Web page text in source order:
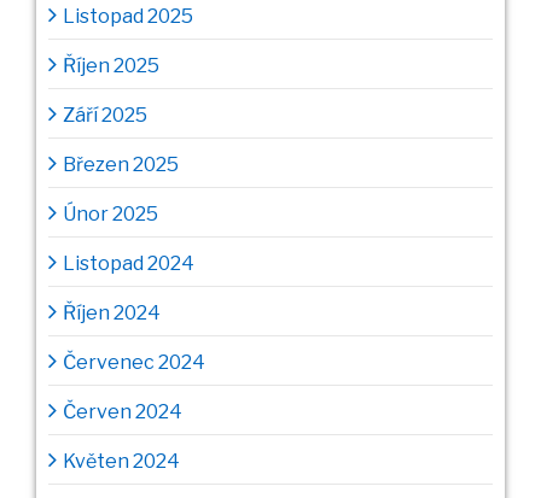
Listopad 2025
Říjen 2025
Září 2025
Březen 2025
Únor 2025
Listopad 2024
Říjen 2024
Červenec 2024
Červen 2024
Květen 2024